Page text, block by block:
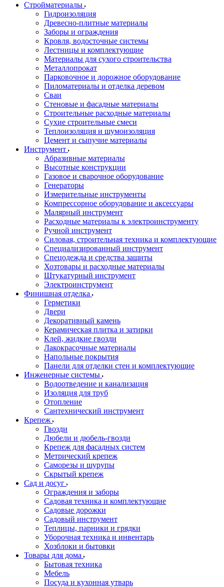
Стройматериалы
Гидроизоляция
Древесно-плитные материалы
Заборы и ограждения
Кровля, водосточные системы
Лестницы и комплектующие
Материалы для сухого строительства
Металлопрокат
Парковочное и дорожное оборудование
Пиломатериалы и отделка деревом
Сваи
Стеновые и фасадные материалы
Строительные расходные материалы
Сухие строительные смеси
Теплоизоляция и шумоизоляция
Цемент и сыпучие материалы
Инструмент
Абразивные материалы
Высотные конструкции
Газовое и сварочное оборудование
Генераторы
Измерительные инструменты
Компрессорное оборудование и аксессуары
Малярный инструмент
Расходные материалы к электроинструменту
Ручной инструмент
Силовая, строительная техника и комплектующие
Специализированный инструмент
Спецодежда и средства защиты
Хозтовары и расходные материалы
Штукатурный инструмент
Электроинструмент
Финишная отделка
Герметики
Двери
Декоративный камень
Керамическая плитка и затирки
Клей, жидкие гвозди
Лакокрасочные материалы
Напольные покрытия
Панели для отделки стен и комплектующие
Инженерные системы
Водоотведение и канализация
Изоляция для труб
Отопление
Сантехнический инструмент
Крепеж
Гвозди
Дюбели и дюбель-гвозди
Крепеж для фасадных систем
Метрический крепеж
Саморезы и шурупы
Скрытый крепеж
Сад и досуг
Ограждения и заборы
Садовая техника и комплектующие
Садовые дорожки
Садовый инструмент
Теплицы, парники и грядки
Уборочная техника и инвентарь
Хозблоки и бытовки
Товары для дома
Бытовая техника
Мебель
Посуда и кухонная утварь